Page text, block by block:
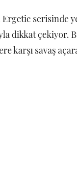
serisinde
dikkat çekiyor.
karşı savaş